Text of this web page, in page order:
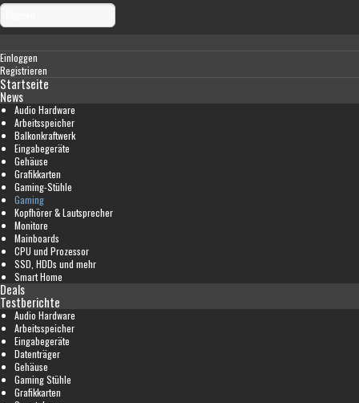
Einloggen
Registrieren
Startseite
News
Audio Hardware
Arbeitsspeicher
Balkonkraftwerk
Eingabegeräte
Gehäuse
Grafikkarten
Gaming-Stühle
Gaming
Kopfhörer & Lautsprecher
Monitore
Mainboards
CPU und Prozessor
SSD, HDDs und mehr
Smart Home
Deals
Testberichte
Audio Hardware
Arbeitsspeicher
Eingabegeräte
Datenträger
Gehäuse
Gaming Stühle
Grafikkarten